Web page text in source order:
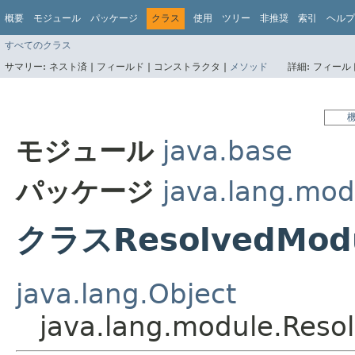
概要 モジュール パッケージ クラス 使用 ツリー 非推奨 索引 ヘルプ
すべてのクラス
サマリー: ネスト済 | フィールド | コンストラクタ | メソッド 詳細: フィー
モジュール java.base
パッケージ
クラス
java.lang.Object